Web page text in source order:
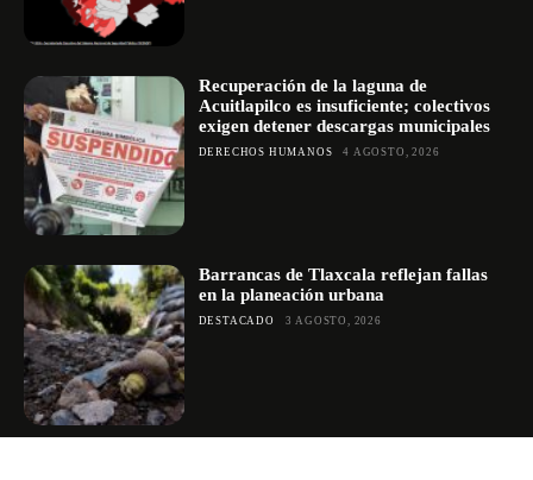
Recuperación de la laguna de
Acuitlapilco es insuficiente; colectivos
exigen detener descargas municipales
DERECHOS HUMANOS 4 AGOSTO, 2026
Barrancas de Tlaxcala reflejan fallas
en la planeación urbana
DESTACADO 3 AGOSTO, 2026